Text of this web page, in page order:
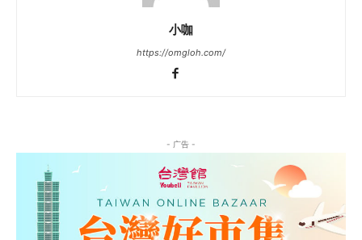
小咖
https://omgloh.com/
- 广告 -